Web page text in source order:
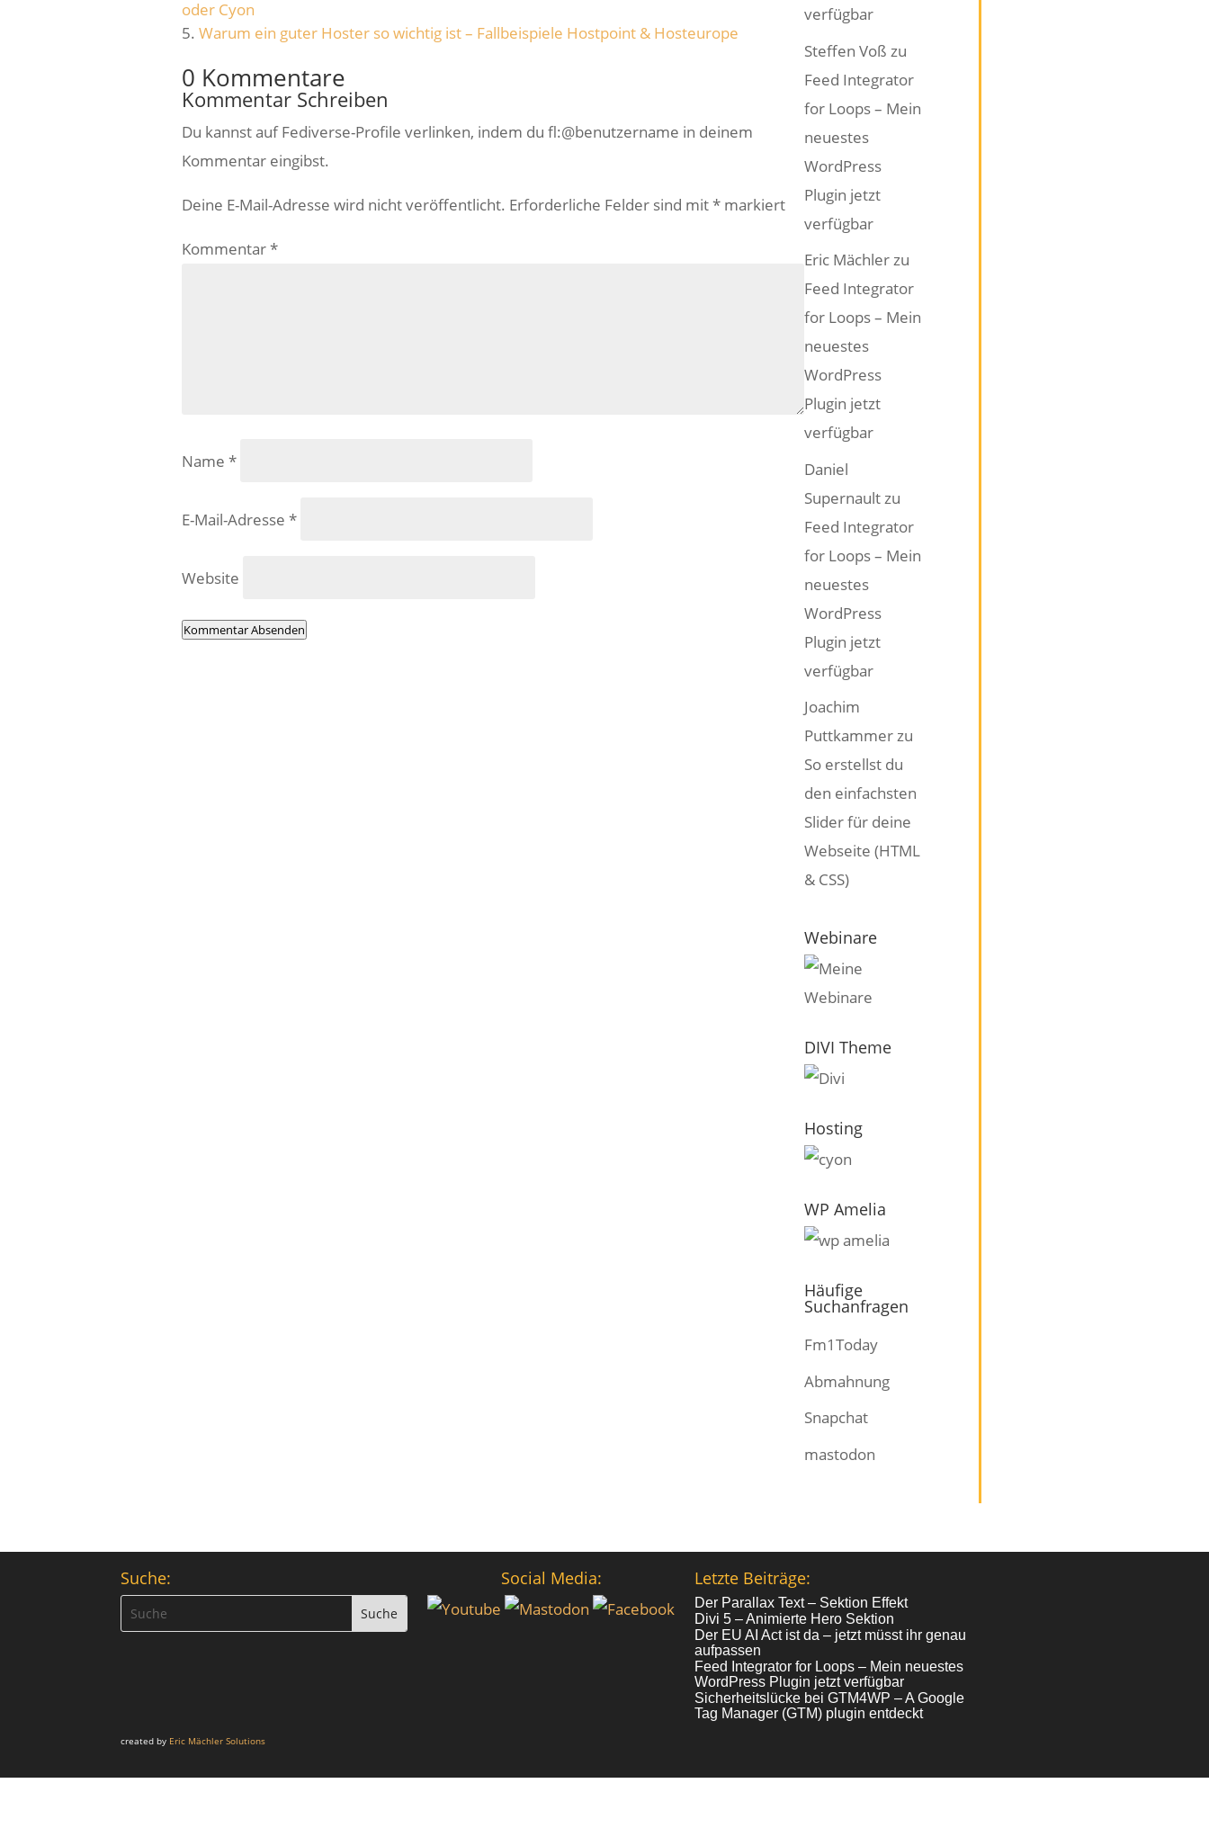
oder Cyon
Warum ein guter Hoster so wichtig ist – Fallbeispiele Hostpoint & Hosteurope
0 Kommentare
Kommentar Schreiben
Du kannst auf Fediverse-Profile verlinken, indem du fl:@benutzername in deinem
Kommentar eingibst.
Deine E-Mail-Adresse wird nicht veröffentlicht. Erforderliche Felder sind mit*markiert
Kommentar*
Name *
E-Mail-Adresse *
Website
Kommentar Absenden
verfügbar
Steffen Voß zu
Feed Integrator
for Loops – Mein
neuestes
WordPress
Plugin jetzt
verfügbar
Eric Mächlerzu
Feed Integrator
for Loops – Mein
neuestes
WordPress
Plugin jetzt
verfügbar
Daniel
Supernaultzu
Feed Integrator
for Loops – Mein
neuestes
WordPress
Plugin jetzt
verfügbar
Joachim
Puttkammerzu
So erstellst du
den einfachsten
Slider für deine
Webseite (HTML
& CSS)
Webinare
DIVI Theme
Hosting
WP Amelia
Häufige
Suchanfragen
Fm1Today
Abmahnung
Snapchat
mastodon
Suche: Social Media: Letzte Beiträge:
Der Parallax Text – Sektion Effekt
Divi 5 – Animierte Hero Sektion
Der EU AI Act ist da – jetzt müsst ihr genau
aufpassen
Feed Integrator for Loops – Mein neuestes
WordPress Plugin jetzt verfügbar
Sicherheitslücke bei GTM4WP – A Google
Tag Manager (GTM) plugin entdeckt
created by Eric Mächler Solutions